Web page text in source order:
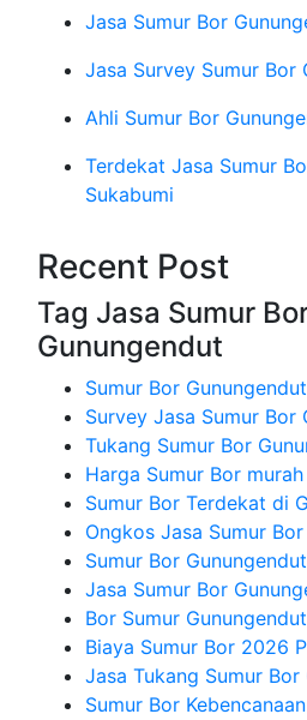
Jasa Sumur Bor
Jasa Survey Sumur Bor
Ahli Sumur Bor
Terdekat Jasa Sumur
Sukabumi
Recent Post
Tag Jasa Sumur
Gunungendut
Sumur Bor Gunungendut
Survey Jasa Sumur Bor
Tukang Sumur Bor
Harga Sumur Bor
Sumur Bor Terdekat di
Ongkos Jasa Sumur
Sumur Bor Gunungendut
Jasa Sumur Bor
Bor Sumur Gunungendut
Biaya Sumur Bor 2026
Jasa Tukang Sumur Bor
Sumur Bor Kebencanaan